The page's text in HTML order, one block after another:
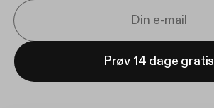
Prøv 14 dage gratis